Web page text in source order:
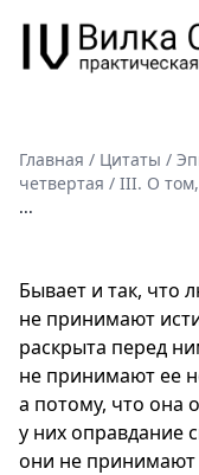
Главная / Цитаты /
четвертая / III. О том,
...
Бывает и так, что
не принимают
раскрыта перед
не принимают ее
а потому, что она
у них оправдание
они не принимают